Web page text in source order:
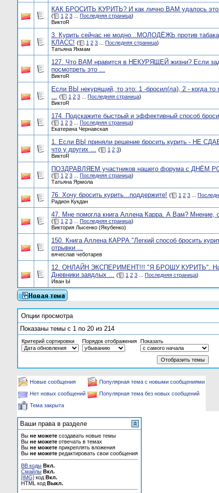
КАК БРОСИТЬ КУРИТЬ? И как лично ВАМ удалось это
( 1 2 3 Последняя страница)
ВиктоR
3. Курить сейчас не модно...МОЛОДЁЖЬ против
КЛАСС! ( 1 2 3 Последняя страница)
Татьяна Якмам
127. Что ВАМ нравится в НЕКУРЯЩЕЙ жизни? Если
посмотреть это ...
ВиктоR
Если ВЫ некурящий, то это: 1 -бросил(ла), 2 - когда то
... ( 1 2 3 Последняя страница)
ВиктоR
174. Подскажите быстрый и эффективный способ
( 1 2 3 Последняя страница)
Екатерина Чернавская
1. Если ВЫ приняли решение бросить курить - НЕ
что у других ... ( 1 2 3)
ВиктоR
ПОЗДРАВЛЯЕМ участников нашего форума с ДНЁМ
( 1 2 3 Последняя страница)
Татьяна Ярмола
76. Хочу бросить курить...поддержите! ( 1 2 3
Радион Кукдан
47. Мне помогла книга Аллена Карра. А Вам? Мнение,
( 1 2 3 Последняя страница)
Виктория Лысенко (Якубенко)
150. Книга Аллена КАРРА "Легкий способ бросить
отрывки ...
вячеслав чеботарев
12. ОНЛАЙН ЭКСПЕРИМЕНТ!!! "Я БРОШУ КУРИТЬ".
Дневники заядлых ... ( 1 2 3 Последняя страница)
Иван Ы
Опции просмотра
Показаны темы с 1 по 20 из 214
Критерий сортировки Порядок отображения Показать
Новые сообщения
Популярная тема с новыми сообщениями
Нет новых сообщений
Популярная тема без новых сообщений
Тема закрыта
Ваши права в разделе
Вы не можете создавать новые темы
Вы не можете отвечать в темах
Вы не можете прикреплять вложения
Вы не можете редактировать свои сообщения
BB коды Вкл.
Смайлы Вкл.
[IMG] код Вкл.
HTML код Выкл.